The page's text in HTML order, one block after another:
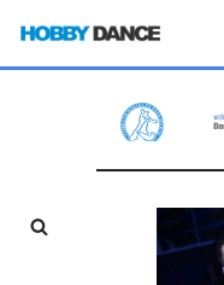
Sari